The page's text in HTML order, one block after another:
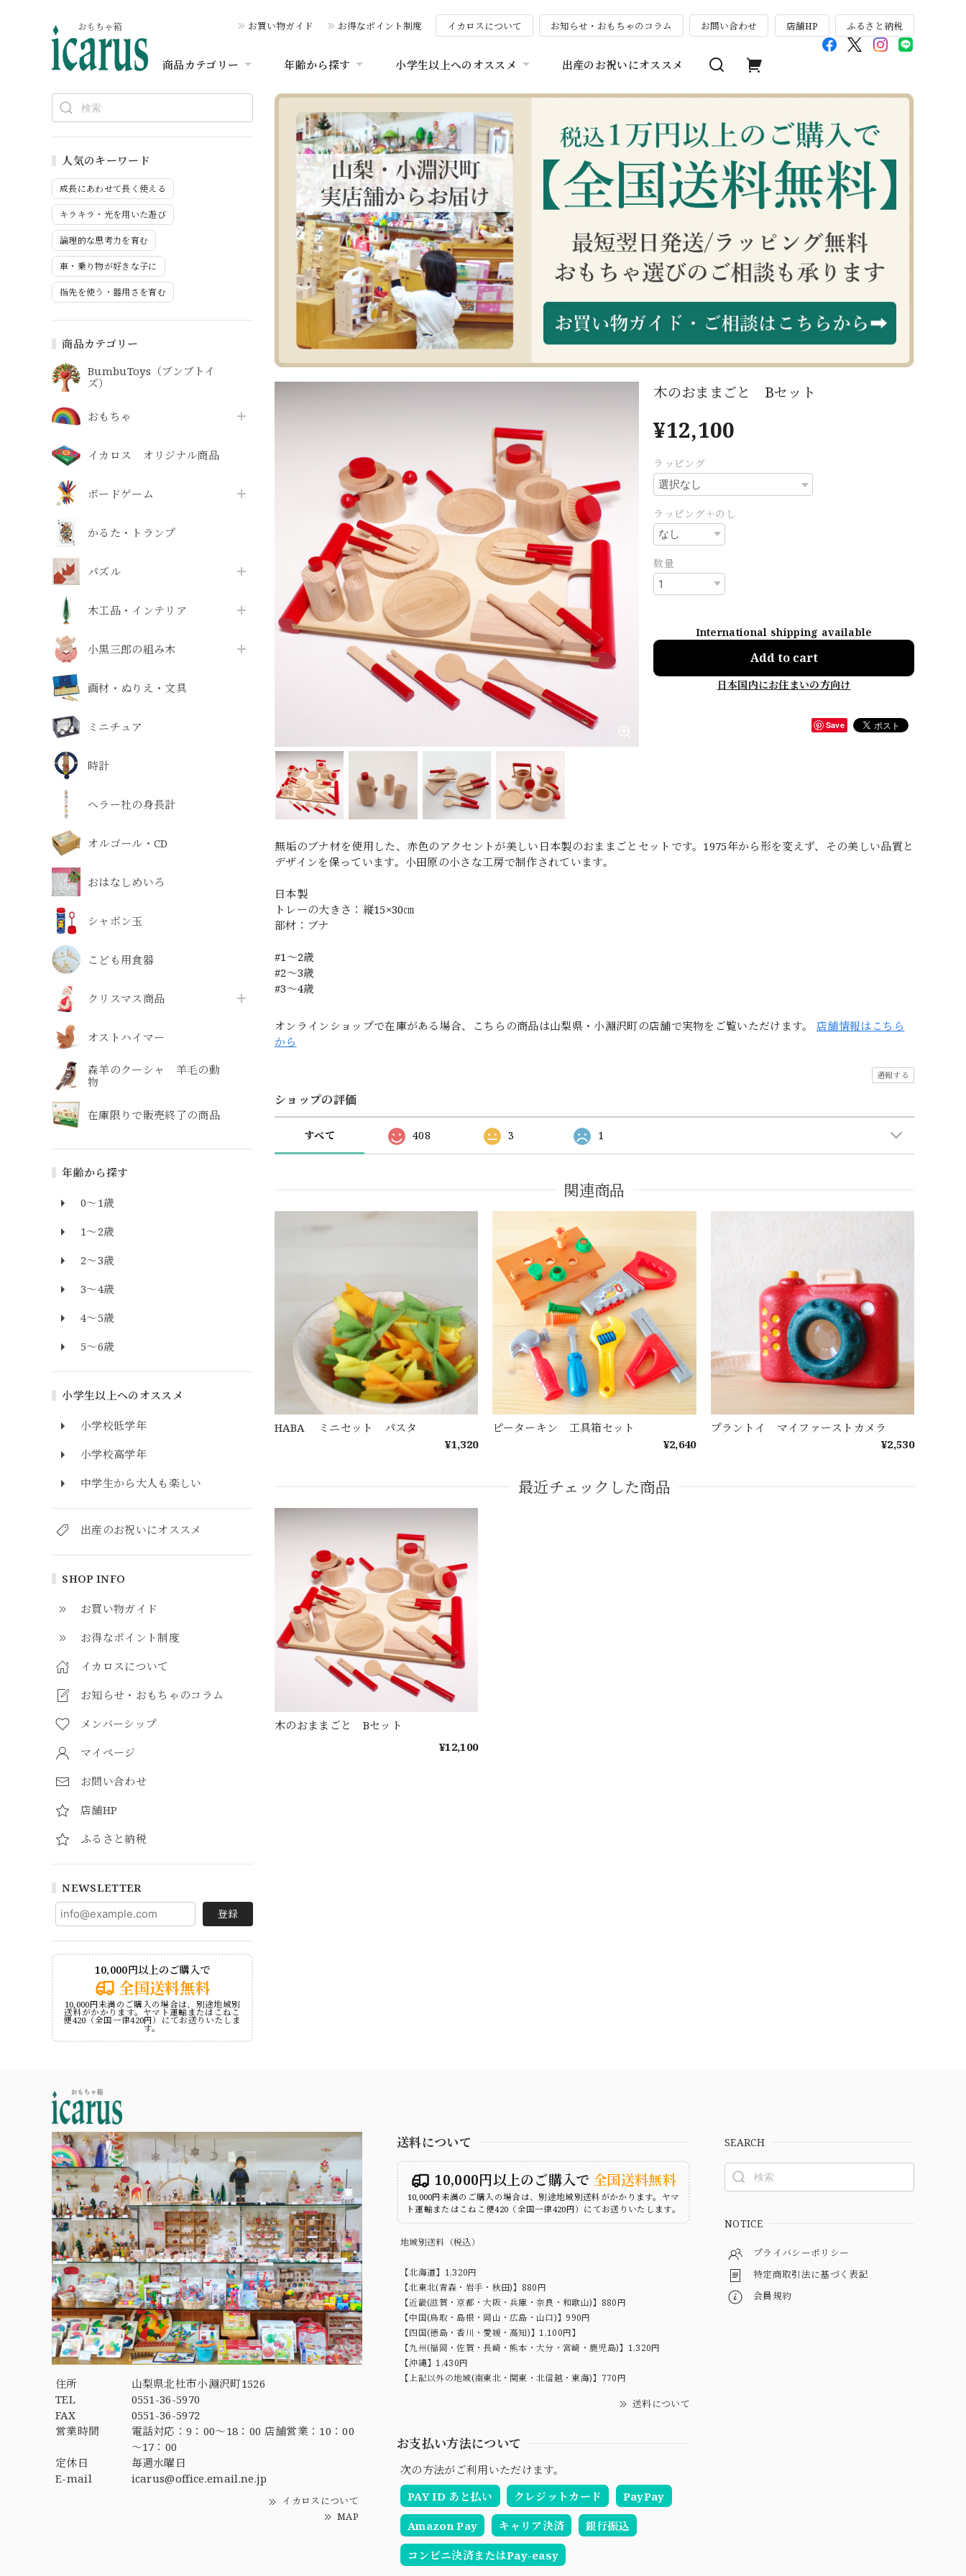
お買い物ガイド お得なポイント制度 イカロスについて お知らせ・おもちゃのコラム お問い合わせ 店舗HP ふるさと納税
商品カテゴリー 年齢から探す 小学生以上へのオススメ 出産のお祝いにオススメ
人気のキーワード
成長にあわせて長く使える
キラキラ・光を用いた遊び
論理的な思考力を育む
車・乗り物が好きな子に
指先を使う・器用さを育む
商品カテゴリー
BumbuToys（ブンブトイ
ズ）
おもちゃ
イカロス オリジナル商品
ボードゲーム
かるた・トランプ
パズル
木工品・インテリア
小黒三郎の組み木
画材・ぬりえ・文具
ミニチュア
時計
ヘラー社の身長計
オルゴール・CD
おはなしめいろ
シャボン玉
こども用食器
クリスマス商品
オストハイマー
森羊のクーシャ 羊毛の動
物
在庫限りで販売終了の商品
年齢から探す
0～1歳
1～2歳
2～3歳
3～4歳
4～5歳
5～6歳
小学生以上へのオススメ
小学校低学年
小学校高学年
中学生から大人も楽しい
出産のお祝いにオススメ
SHOP INFO
お買い物ガイド
お得なポイント制度
イカロスについて
お知らせ・おもちゃのコラム
メンバーシップ
マイページ
お問い合わせ
店舗HP
ふるさと納税
NEWSLETTER
登録
10,000円以上のご購入で
全国送料無料
10,000円未満のご購入の場合は、別途地域別
送料がかかります。ヤマト運輸またはこねこ
便420（全国一律420円）にてお送りいたしま
す。
木のおままごと Bセット
¥12,100
ラッピング
ラッピング＋のし
数量
International shipping available
Add to cart
日本国内にお住まいの方向け
Save
無垢のブナ材を使用した、赤色のアクセントが美しい日本製のおままごとセットです。1975年から形を変えず、その美しい品質と
デザインを保っています。小田原の小さな工房で制作されています。
日本製
トレーの大きさ：縦15×30㎝
部材：ブナ
#1〜2歳
#2〜3歳
#3〜4歳
オンラインショップで在庫がある場合、こちらの商品は山梨県・小淵沢町の店舗で実物をご覧いただけます。 店舗情報はこちら
から
通報する
ショップの評価
すべて 408 3 1
関連商品
HABA ミニセット パスタ
¥1,320
ピーターキン 工具箱セット
¥2,640
プラントイ マイファーストカメラ
¥2,530
最近チェックした商品
木のおままごと Bセット
¥12,100
住所
山梨県北杜市小淵沢町1526
TEL
0551-36-5970
FAX
0551-36-5972
営業時間
電話対応：9：00～18：00 店舗営業：10：00
～17：00
定休日
毎週水曜日
E-mail
icarus@office.email.ne.jp
イカロスについて
MAP
送料について
10,000円以上のご購入で 全国送料無料
10,000円未満のご購入の場合は、別途地域別送料がかかります。ヤマ
ト運輸またはこねこ便420（全国一律420円）にてお送りいたします。
地域別送料（税込）
【北海道】1,320円
【北東北(青森・岩手・秋田)】880円
【近畿(滋賀・京都・大阪・兵庫・奈良・和歌山)】880円
【中国(鳥取・島根・岡山・広島・山口)】990円
【四国(徳島・香川・愛媛・高知)】1,100円】
【九州(福岡・佐賀・長崎・熊本・大分・宮崎・鹿児島)】1,320円
【沖縄】1,430円
【上記以外の地域(南東北・関東・北信越・東海)】770円
送料について
お支払い方法について
次の方法がご利用いただけます。
PAY ID あと払い
クレジットカード PayPay
Amazon Pay キャリア決済 銀行振込
コンビニ決済またはPay-easy
SEARCH
NOTICE
プライバシーポリシー
特定商取引法に基づく表記
会員規約